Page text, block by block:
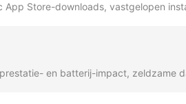
App Store-downloads, vastgelopen
en batterij-impact, zeldzame